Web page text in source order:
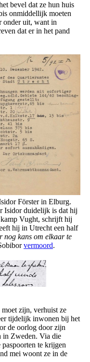
bevel dat ze hun huis
onmiddellijk moeten
onder uit, want in
dat er in het pand
Förster in Elburg.
Isidor duidelijk is dat hij
Vught, schrijft hij
hij in Utrecht een half
nog kans om elkaar te
vermoord.
zijn, verhuist ze
tijdelijk inwonen bij het
de oorlog door zijn
in Zweden. Via die
te krijgen
mei woont ze in de